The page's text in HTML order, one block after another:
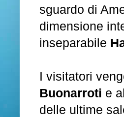
sguardo di
dimensione
inseparabile
I visitatori
Buonarroti e
delle ultime